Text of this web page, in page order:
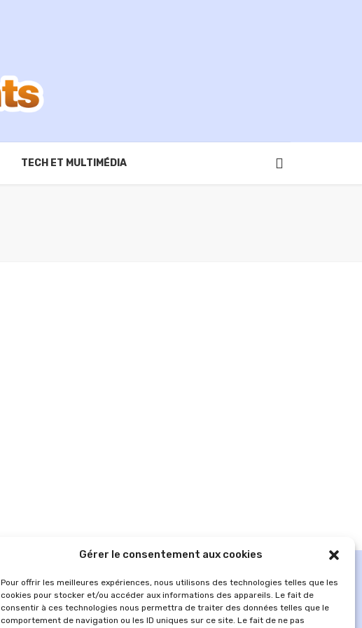
Gérer le consentement aux cookies
Pour offrir les meilleures expériences, nous utilisons des technologies telles que les
cookies pour stocker et/ou accéder aux informations des appareils. Le fait de
consentir à ces technologies nous permettra de traiter des données telles que le
comportement de navigation ou les ID uniques sur ce site. Le fait de ne pas
TECH ET MULTIMÉDIA